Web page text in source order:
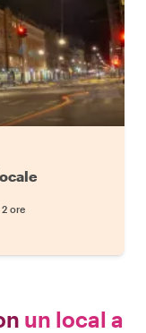
2 ore
un local a